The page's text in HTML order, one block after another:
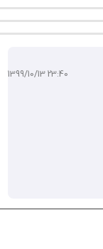
1399/10/13 23:40